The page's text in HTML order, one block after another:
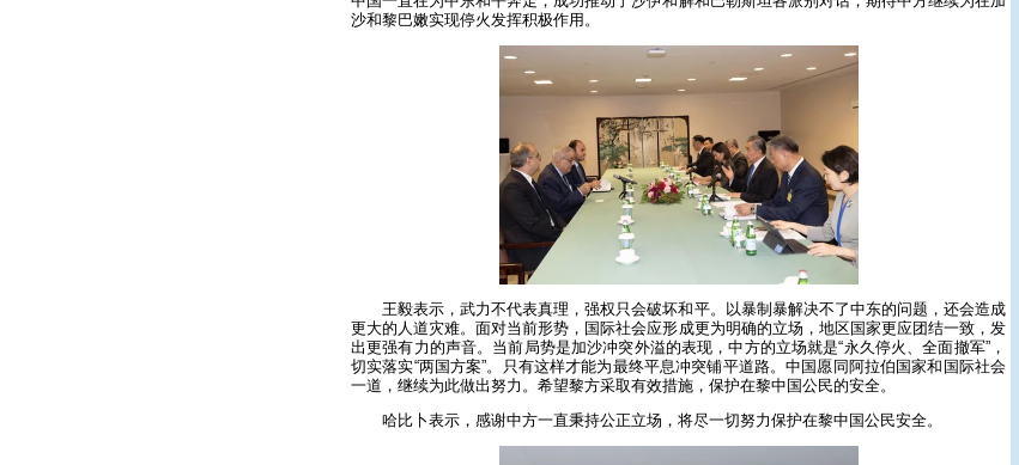
沙和黎巴嫩实现停火发挥积极作用。
王毅表示，武力不代表真理，强权只会破坏和平。以暴制暴解决不了中东的问题，还会造成
更大的人道灾难。面对当前形势，国际社会应形成更为明确的立场，地区国家更应团结一致，发
出更强有力的声音。当前局势是加沙冲突外溢的表现，中方的立场就是“永久停火、全面撤军”，
切实落实“两国方案”。只有这样才能为最终平息冲突铺平道路。中国愿同阿拉伯国家和国际社会
一道，继续为此做出努力。希望黎方采取有效措施，保护在黎中国公民的安全。
哈比卜表示，感谢中方一直秉持公正立场，将尽一切努力保护在黎中国公民安全。